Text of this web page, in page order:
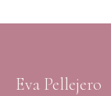
Eva Pellejero